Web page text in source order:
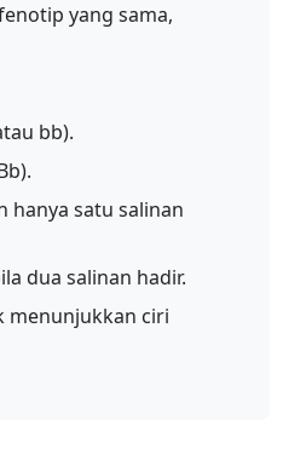
yang sama,
bb).
hanya satu salinan
dua salinan hadir.
menunjukkan ciri